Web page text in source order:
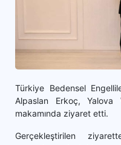
Türkiye Bedensel
Alpaslan Erkoç, Yalova
makamında ziyaret etti.
Gerçekleştirilen